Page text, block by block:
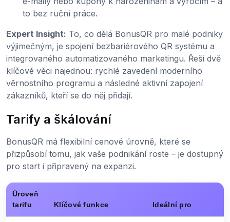
to bez ruční práce.
Expert Insight: To, co dělá BonusQR pro malé podniky
výjimečným, je spojení bezbariérového QR systému a
integrovaného automatizovaného marketingu. Řeší dvě
klíčové věci najednou: rychlé zavedení moderního
věrnostního programu a následné aktivní zapojení
zákazníků, kteří se do něj přidají.
Tarify a škálování
BonusQR má flexibilní cenové úrovně, které se
přizpůsobí tomu, jak vaše podnikání roste – je dostupný
pro start i připravený na expanzi.
Úroveň
tarifu
Klíčové funkce Ideální pro